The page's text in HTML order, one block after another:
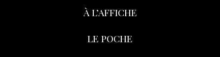
À L’AFFICHE
LE POCHE